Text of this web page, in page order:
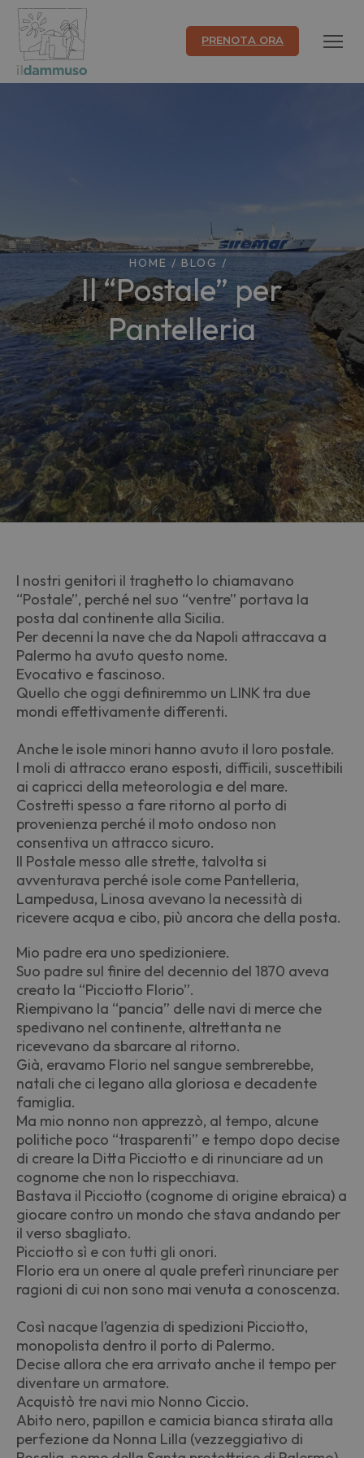
PRENOTA ORA
HOME / BLOG /
Il “Postale” per
Pantelleria
I nostri genitori il traghetto lo chiamavano
“Postale”, perché nel suo “ventre” portava la
posta dal continente alla Sicilia.
Per decenni la nave che da Napoli attraccava a
Palermo ha avuto questo nome.
Evocativo e fascinoso.
Quello che oggi definiremmo un LINK tra due
mondi effettivamente differenti.
Anche le isole minori hanno avuto il loro postale.
I moli di attracco erano esposti, difficili, suscettibili
ai capricci della meteorologia e del mare.
Costretti spesso a fare ritorno al porto di
provenienza perché il moto ondoso non
consentiva un attracco sicuro.
Il Postale messo alle strette, talvolta si
avventurava perché isole come Pantelleria,
Lampedusa, Linosa avevano la necessità di
ricevere acqua e cibo, più ancora che della posta.
Mio padre era uno spedizioniere.
Suo padre sul finire del decennio del 1870 aveva
creato la “Picciotto Florio”.
Riempivano la “pancia” delle navi di merce che
spedivano nel continente, altrettanta ne
ricevevano da sbarcare al ritorno.
Già, eravamo Florio nel sangue sembrerebbe,
natali che ci legano alla gloriosa e decadente
famiglia.
Ma mio nonno non apprezzò, al tempo, alcune
politiche poco “trasparenti” e tempo dopo decise
di creare la Ditta Picciotto e di rinunciare ad un
cognome che non lo rispecchiava.
Bastava il Picciotto (cognome di origine ebraica) a
giocare contro un mondo che stava andando per
il verso sbagliato.
Picciotto sì e con tutti gli onori.
Florio era un onere al quale preferì rinunciare per
ragioni di cui non sono mai venuta a conoscenza.
Così nacque l’agenzia di spedizioni Picciotto,
monopolista dentro il porto di Palermo.
Decise allora che era arrivato anche il tempo per
diventare un armatore.
Acquistò tre navi mio Nonno Ciccio.
Abito nero, papillon e camicia bianca stirata alla
perfezione da Nonna Lilla (vezzeggiativo di